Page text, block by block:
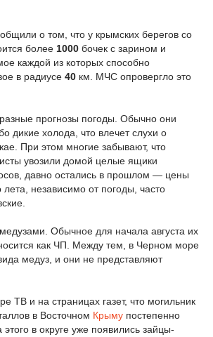
о том, что у крымских берегов со
более 1000 бочек с зарином и
каждой из которых способно
в радиусе 40 км. МЧС опровергло это
прогнозы погоды. Обычно они
дикие холода, что влечет слухи о
При этом многие забывают, что
увозили домой целые ящики
давно остались в прошлом — цены
лета, независимо от погоды, часто
Обычное для начала августа их
как ЧП. Между тем, в Черном море
медуз, и они не представляют
ТВ и на страницах газет, что могильник
в Восточном Крыму постепенно
в округе уже появились зайцы-